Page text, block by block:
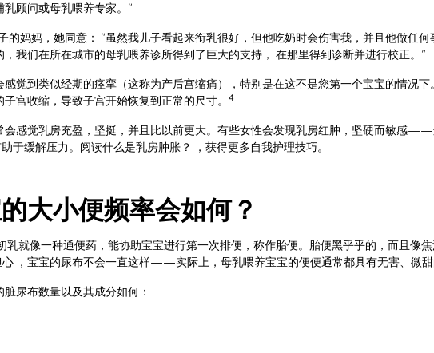
顾问或母乳喂养专家。”
的妈妈，她同意： “虽然我儿子看起来衔乳很好，但他吃奶时会伤害我，并且他做任何
我们在所在城市的母乳喂养诊所得到了巨大的支持， 在那里得到诊断并进行校正。”
觉到类似经期的痉挛（这称为产后宫缩痛），特别是在这不是您第一个宝宝的情况
宫收缩，导致子宫开始恢复到正常的尺寸。
4
会感觉乳房充盈，坚挺，并且比以前更大。有些女性会发现乳房红肿，坚硬而敏感
于缓解压力。阅读什么是乳房肿胀？ ，获得更多自我护理技巧。
大小便频率会如何？
乳就像一种通便药，能协助宝宝进行第一次排便，称作胎便。胎便黑乎乎的，而且像
，宝宝的尿布不会一直这样——实际上，母乳喂养宝宝的便便通常都具有无害、微甜
尿布数量以及其成分如何：